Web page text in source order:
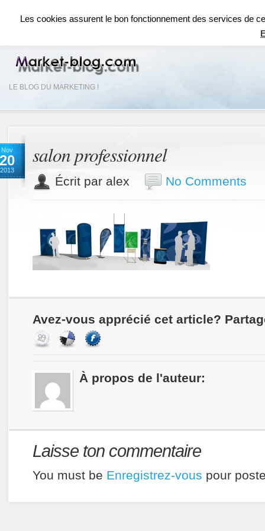
LE BLOG DU MARKETING !
ACCUEIL RÉSEAUX SOCIAUX RÉFÉRENCEMENT SEO
Nov
20
2013
salon professionnel
Écrit par alex No Comments
Avez-vous apprécié cet article?
À propos de l'auteur:
Laisse ton commentaire
You must be Enregistrez-vous pour
Les cookies assurent le bon fonctionnement des services de